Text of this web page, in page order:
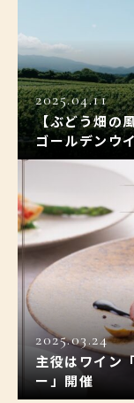
2025.04.11
【ぶどう畑の
ゴールデンウ
2025.03.24
主役はワイン
ー」開催